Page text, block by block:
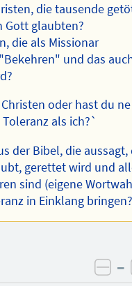
die tausende
Gott glaubten?
die als Missionar
und das
oder hast du ne
als ich?`
der Bibel, die aussagt,
gerettet wird und
sind (eigene
in Einklang bringen?
–